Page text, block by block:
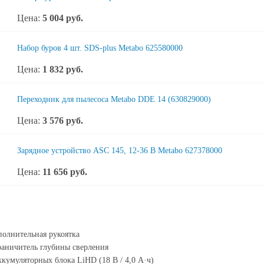
Цена: 5 004 руб.
Набор буров 4 шт. SDS-plus Metabo 625580000
Цена: 1 832 руб.
Переходник для пылесоса Metabo DDE 14 (630829000)
Цена: 3 576 руб.
Зарядное устройство ASC 145, 12-36 В Metabo 627378000
Цена: 11 656 руб.
рукоятка
глубины сверления
блока LiHD (18 В / 4,0 А·ч)